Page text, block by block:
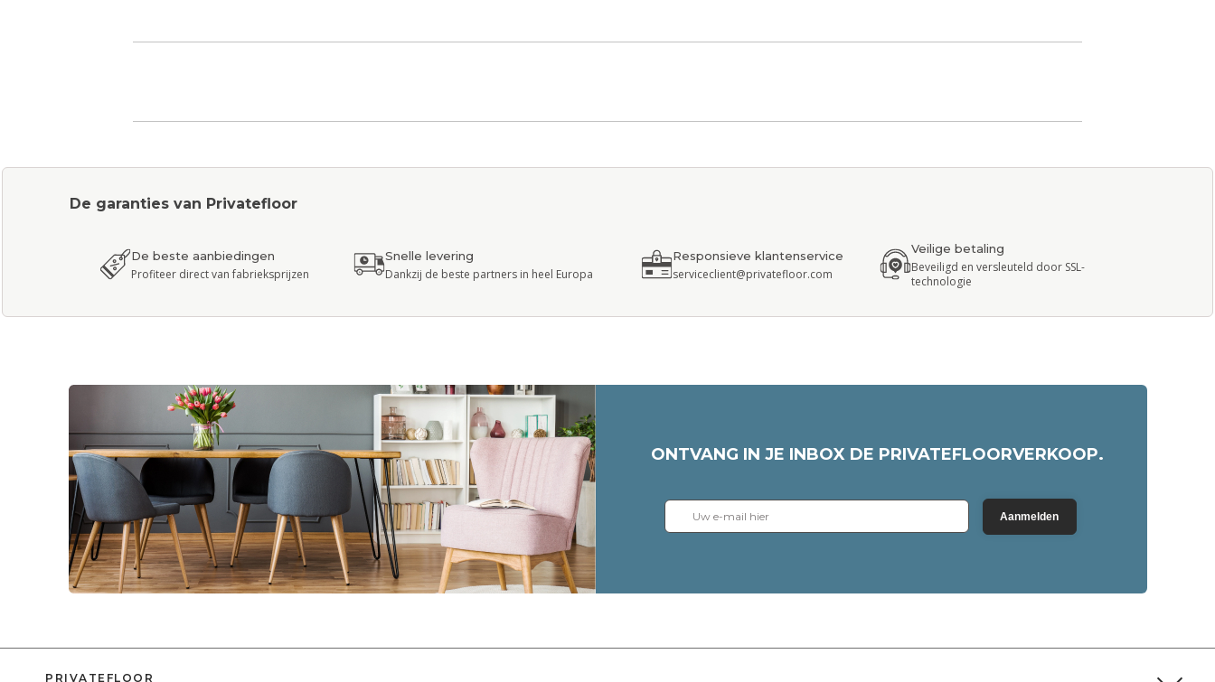
De garanties van Privatefloor
De beste aanbiedingen
Profiteer direct van fabrieksprijzen
Snelle levering
Dankzij de beste partners in heel Europa
Responsieve klantenservice
serviceclient@privatefloor.com
Veilige betaling
Beveiligd en versleuteld door SSL-
technologie
ONTVANG IN JE INBOX DE PRIVATEFLOORVERKOOP.
Aanmelden
PRIVATEFLOOR